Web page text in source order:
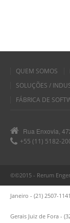
QUEM SOMOS
SOLUÇÕES /
FÁBRICA DE
Rua Enxovia,
+55 (11) 5182-
©©2015 - Rerum
Janeiro - (21) 2507-
Gerais Juiz de Fora -